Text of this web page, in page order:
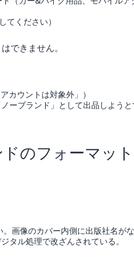
てください）
できません。
カウントは対象外」）
ーブランド」として出品しようと
のフォーマット
画像のカバー内側に出版社名がな
タル処理で改ざんされている。